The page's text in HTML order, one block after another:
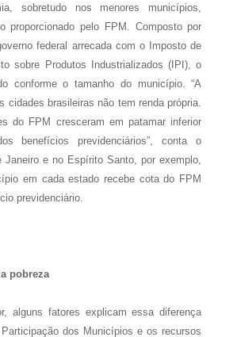
sobretudo nos menores municípios,
proporcionado pelo FPM. Composto por
federal arrecada com o Imposto de
sobre Produtos Industrializados (IPI), o
conforme o tamanho do município. “A
cidades brasileiras não tem renda própria.
do FPM cresceram em patamar inferior
benefícios previdenciários”, conta o
Janeiro e no Espírito Santo, por exemplo,
em cada estado recebe cota do FPM
previdenciário.
pobreza
alguns fatores explicam essa diferença
dos Municípios e os recursos